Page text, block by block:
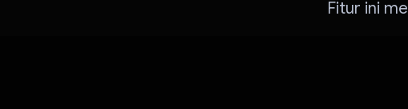
Fitur ini